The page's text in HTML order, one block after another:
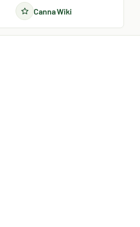
Canna Wiki